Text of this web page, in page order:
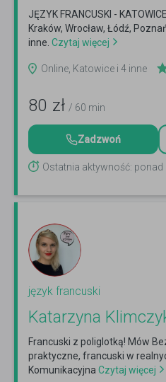
JĘZYK FRANCUSKI -
Kraków, Wrocław, Łódź,
inne. Czytaj więcej
Online, Katowice i 4 inne
80 zł / 60 min
Zadzwoń
Ostatnia aktywność: ponad
język francuski
Katarzyna
Francuski z poliglotką! Mów
praktyczne, francuski w
Komunikacyjna Czytaj więcej